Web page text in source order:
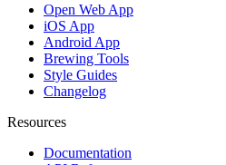
Open Web App
iOS App
Android App
Brewing Tools
Style Guides
Changelog
Resources
Documentation